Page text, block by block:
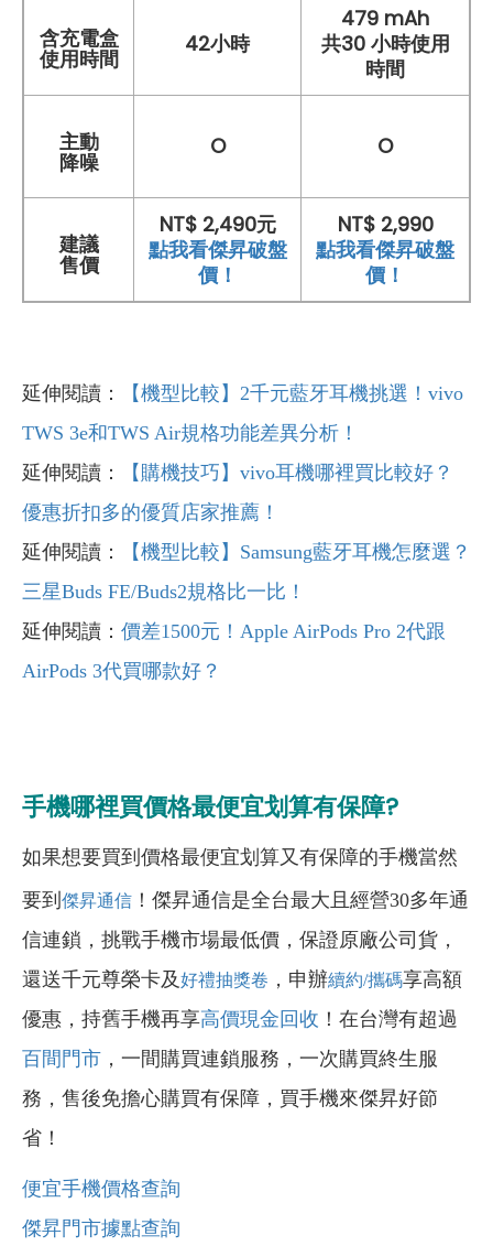
含充電盒
使用時間
42小時
479 mAh
共30 小時使用
時間
主動
降噪
O O
建議
售價
NT$ 2,490元
點我看傑昇破盤
價！
NT$ 2,990
點我看傑昇破盤
價！
延伸閱讀：
【機型比較】2千元藍牙耳機挑選！vivo
TWS 3e和TWS Air規格功能差異分析！
延伸閱讀：
【購機技巧】vivo耳機哪裡買比較好？
優惠折扣多的優質店家推薦！
延伸閱讀：
【機型比較】Samsung藍牙耳機怎麼選？
三星Buds FE/Buds2規格比一比！
延伸閱讀： 價差1500元！Apple AirPods Pro 2代跟
AirPods 3代買哪款好？
手機哪裡買價格最便宜划算有保障?
如果想要買到價格最便宜划算又有保障的手機當然
要到 傑昇通信 ！傑昇通信是全台最大且經營30多年通
信連鎖，挑戰手機市場最低價，保證原廠公司貨，
還送千元尊榮卡及好禮抽獎卷 ，申辦續約/攜碼享高額
優惠，持舊手機再享高價現金回收 ！在台灣有超過
百間門市 ，一間購買連鎖服務，一次購買終生服
務，售後免擔心購買有保障，買手機來傑昇好節
省！
便宜手機價格查詢
傑昇門市據點查詢